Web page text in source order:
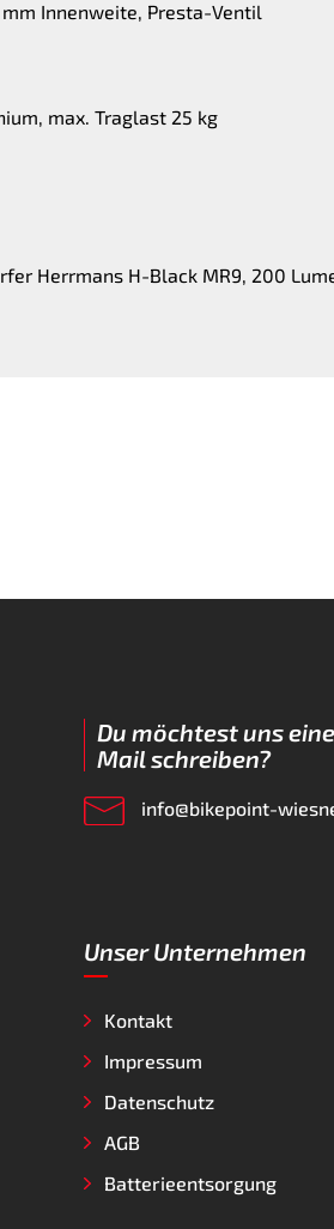
Innenweite, Presta-Ventil
max. Traglast 25 kg
Herrmans H-Black MR9, 200
Du möchtest uns
Mail schreiben?
info@bikepoint-
Unser Unternehmen
Kontakt
Impressum
Datenschutz
AGB
Batterieentsorgung